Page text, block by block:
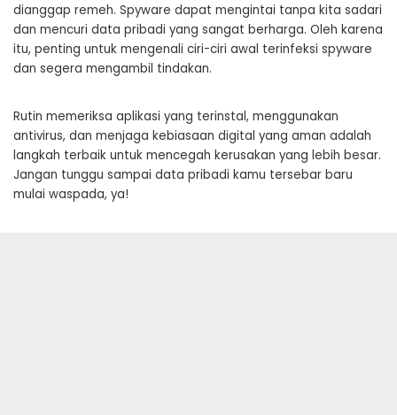
dianggap remeh. Spyware dapat mengintai tanpa kita sadari
dan mencuri data pribadi yang sangat berharga. Oleh karena
itu, penting untuk mengenali ciri-ciri awal terinfeksi spyware
dan segera mengambil tindakan.
Rutin memeriksa aplikasi yang terinstal, menggunakan
antivirus, dan menjaga kebiasaan digital yang aman adalah
langkah terbaik untuk mencegah kerusakan yang lebih besar.
Jangan tunggu sampai data pribadi kamu tersebar baru
mulai waspada, ya!